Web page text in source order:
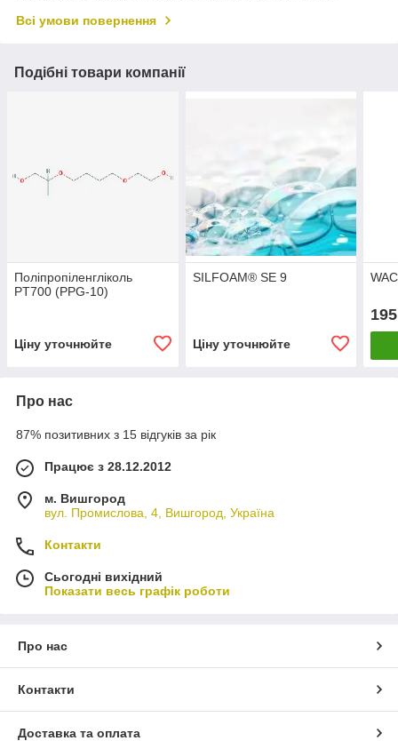
Всі умови повернення
Подібні товари компанії
Поліпропіленгліколь
PT700 (PPG-10)
Ціну уточнюйте
SILFOAM® SE 9
Ціну уточнюйте
195
Про нас
87% позитивних з 15 відгуків за рік
Працює з 28.12.2012
м. Вишгород
вул. Промислова, 4, Вишгород, Україна
Контакти
Сьогодні вихідний
Показати весь графік роботи
Про нас
Контакти
Доставка та оплата